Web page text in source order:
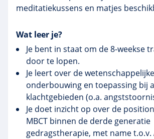
meditatiekussens en matjes
Wat leer je?
Je bent in staat om de 8-weekse
door te lopen.
Je leert over de wetenschappelijke
onderbouwing en toepassing bij
klachtgebieden (o.a.
Je doet inzicht op over de
MBCT binnen de derde generatie
gedragstherapie, met name t.o.v.